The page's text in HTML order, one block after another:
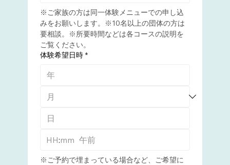
※ご家族の方は同一体験メニューでの申し込
みをお願いします。※10名以上の団体の方は
要相談。※所要時間などは各コースの説明を
ご覧ください。
体験希望日時 *
: 午前
※ご予約で埋まっている場合など、ご希望に